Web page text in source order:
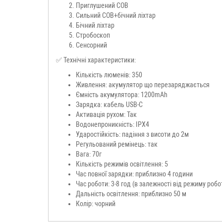
Приглушений COB
Сильний COB+бічний ліхтар
Бічний ліхтар
Стробоскоп
Сенсорний
✅ Технічні характеристики:
Кількість люменів: 350
Живлення: акумулятор що перезаряджається
Ємність акумулятора: 1200mAh
Зарядка: кабель USB-C
Активація рухом: Так
Водонепроникність: IPX4
Ударостійкість: падіння з висоти до 2м
Регульований ремінець: так
Вага: 70г
Кількість режимів освітлення: 5
Час повної зарядки: приблизно 4 години
Час роботи: 3-8 год (в залежності від режиму
Дальність освітлення: приблизно 50 м
Колір: чорний